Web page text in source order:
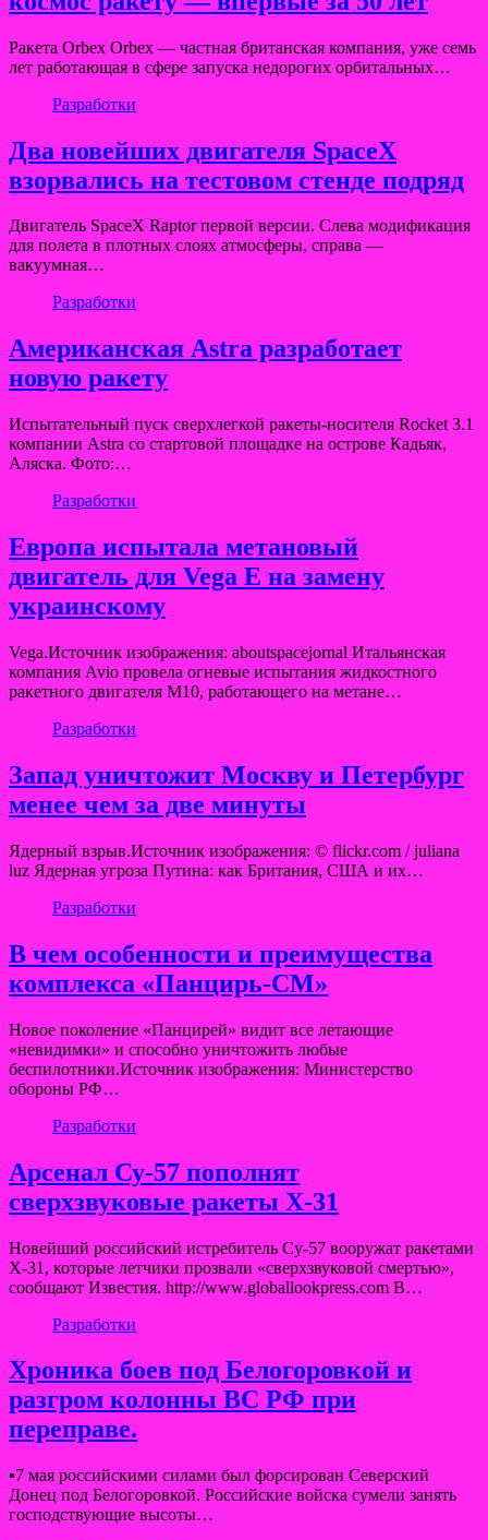
Ракета Orbex Orbex — частная британская компания, уже семь
лет работающая в сфере запуска недорогих орбитальных…
Разработки
Два новейших двигателя SpaceX
взорвались на тестовом стенде подряд
Двигатель SpaceX Raptor первой версии. Слева модификация
для полета в плотных слоях атмосферы, справа —
вакуумная…
Разработки
Американская Astra разработает
новую ракету
Испытательный пуск сверхлегкой ракеты-носителя Rocket 3.1
компании Astra со стартовой площадке на острове Кадьяк,
Аляска. Фото:…
Разработки
Европа испытала метановый
двигатель для Vega E на замену
украинскому
Vega.Источник изображения: aboutspacejornal Итальянская
компания Avio провела огневые испытания жидкостного
ракетного двигателя M10, работающего на метане…
Разработки
Запад уничтожит Москву и Петербург
менее чем за две минуты
Ядерный взрыв.Источник изображения: © flickr.com / juliana
luz Ядерная угроза Путина: как Британия, США и их…
Разработки
В чем особенности и преимущества
комплекса «Панцирь-СМ»
Новое поколение «Панцирей» видит все летающие
«невидимки» и способно уничтожить любые
беспилотники.Источник изображения: Министерство
обороны РФ…
Разработки
Арсенал Су-57 пополнят
сверхзвуковые ракеты Х-31
Новейший российский истребитель Су-57 вооружат ракетами
Х-31, которые летчики прозвали «сверхзвуковой смертью»,
сообщают Известия. http://www.globallookpress.com В…
Разработки
Хроника боев под Белогоровкой и
разгром колонны ВС РФ при
переправе.
▪️7 мая российскими силами был форсирован Северский
Донец под Белогоровкой. Российские войска сумели занять
господствующие высоты…